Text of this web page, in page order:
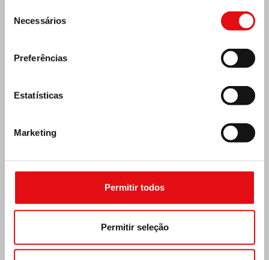
Necessários
Preferências
Estatísticas
Marketing
Permitir todos
Permitir seleção
Costa do Marfim: Duplo Jubileu de Prata